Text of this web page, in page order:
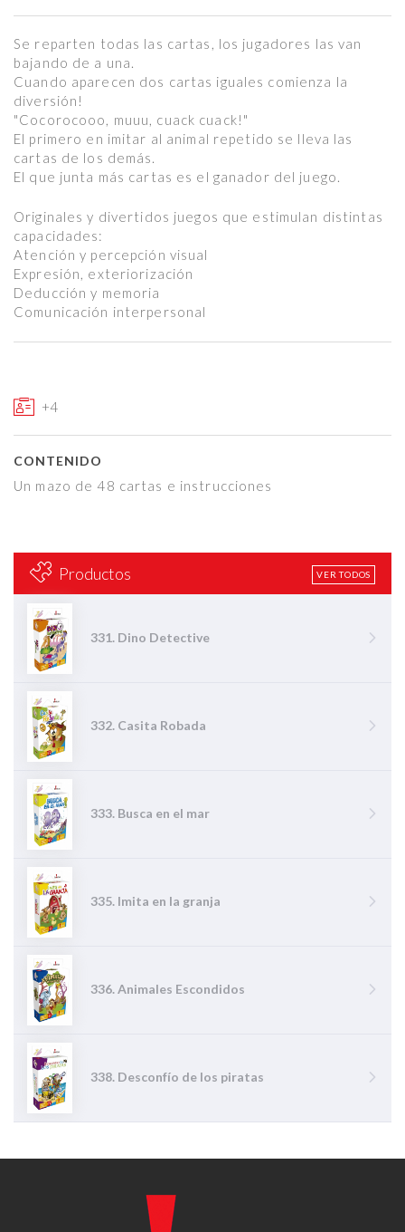
Se reparten todas las cartas, los jugadores las van
bajando de a una.
Cuando aparecen dos cartas iguales comienza la
diversión!
"Cocorocooo, muuu, cuack cuack!"
El primero en imitar al animal repetido se lleva las
cartas de los demás.
El que junta más cartas es el ganador del juego.
Originales y divertidos juegos que estimulan distintas
capacidades:
Atención y percepción visual
Expresión, exteriorización
Deducción y memoria
Comunicación interpersonal
+4
CONTENIDO
Un mazo de 48 cartas e instrucciones
Productos VER TODOS
331. Dino Detective
332. Casita Robada
333. Busca en el mar
335. Imita en la granja
336. Animales Escondidos
338. Desconfío de los piratas